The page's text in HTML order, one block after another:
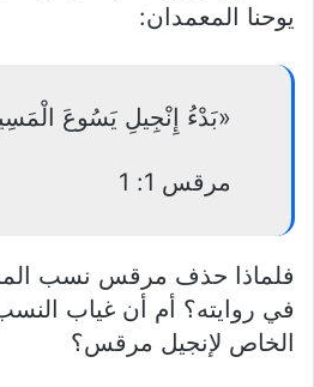
يوحنا المعمدان:
«بَدْءُ إِنْجِيلِ يَسُوعَ
مرقس 1: 1
فلماذا حذف مرقس نسب
في روايته؟ أم أن غياب
الخاص لإنجيل مرقس؟